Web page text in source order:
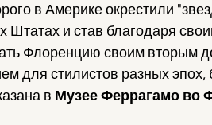
в Америке окрестили
и став благодаря
Флоренцию своим вторым
для стилистов разных
в Музее Феррагамо во